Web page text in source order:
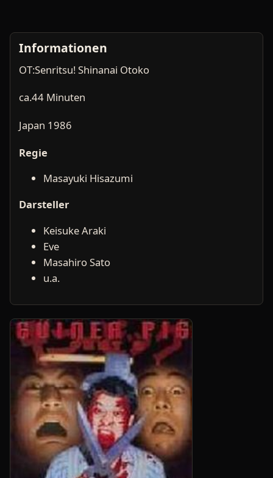
Informationen
OT:Senritsu! Shinanai Otoko
ca.44 Minuten
Japan 1986
Regie
Masayuki Hisazumi
Darsteller
Keisuke Araki
Eve
Masahiro Sato
u.a.